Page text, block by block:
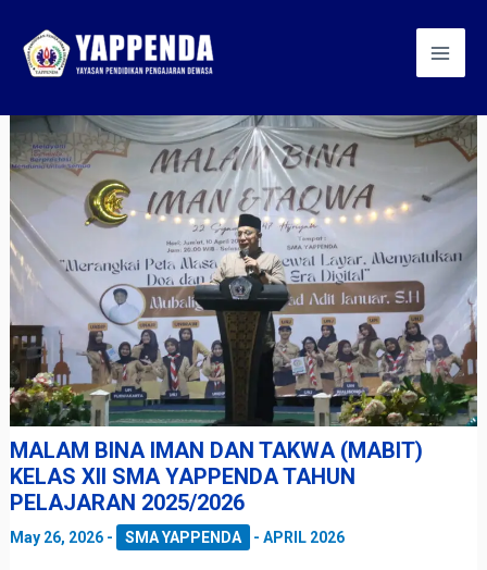
content
MALAM BINA IMAN DAN TAKWA (MABIT)
KELAS XII SMA YAPPENDA TAHUN
PELAJARAN 2025/2026
May 26, 2026 - SMA YAPPENDA -APRIL 2026
navigation